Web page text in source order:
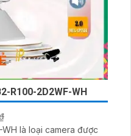
R100-2D2WF-WH
WH là loại camera được